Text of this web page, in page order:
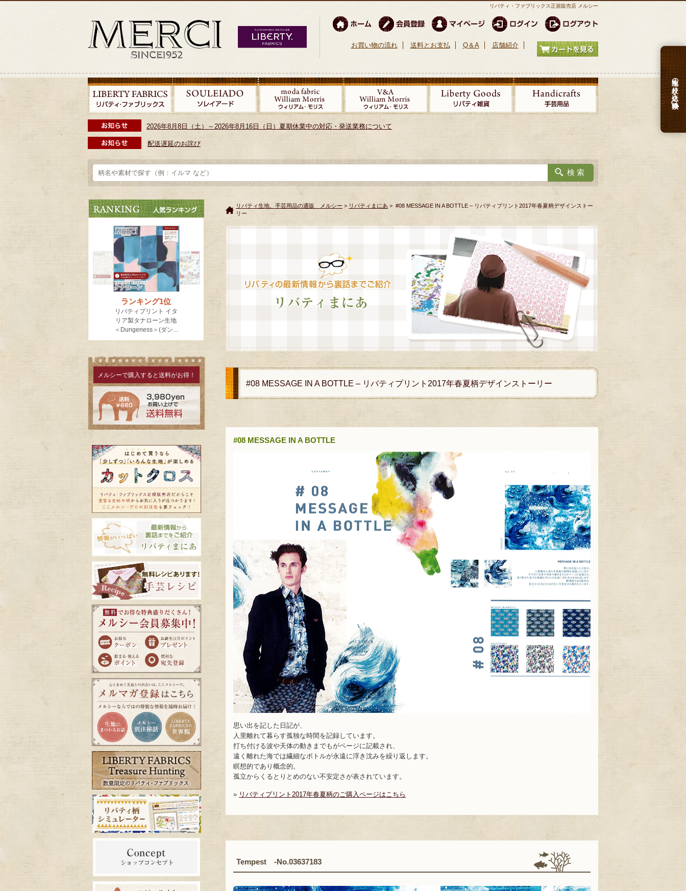
リバティ・ファブリックス正規販売店 メルシー
お買い物の流れ 送料とお支払 Q＆A 店舗紹介
2026年8月8日（土）～2026年8月16日（日）夏期休業中の対応・発送業務について
配送遅延のお詫び
生地の絞り込み検索
メルシーで購入すると送料がお得！
リバティ生地、手芸用品の通販 メルシー > リバティまにあ > #08 MESSAGE IN A BOTTLE – リバティプリント2017年春夏柄デザインストー
リー
#08 MESSAGE IN A BOTTLE – リバティプリント2017年春夏柄デザインストーリー
#08 MESSAGE IN A BOTTLE
思い出を記した日記が、
人里離れて暮らす孤独な時間を記録しています。
打ち付ける波や天体の動きまでもがページに記載され、
遠く離れた海では繊細なボトルが永遠に浮き沈みを繰り返します。
瞑想的であり概念的。
孤立からくるとりとめのない不安定さが表されています。
» リバティプリント2017年春夏柄のご購入ページはこちら
Tempest -No.03637183